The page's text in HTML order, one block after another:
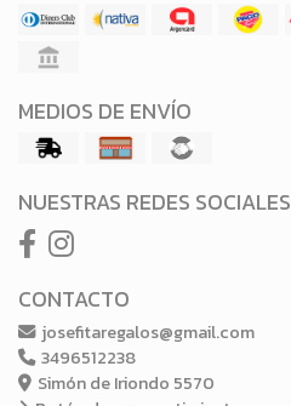
MEDIOS DE ENVÍO
NUESTRAS REDES SOCIALES
CONTACTO
josefitaregalos@gmail.com
3496512238
Simón de Iriondo 5570